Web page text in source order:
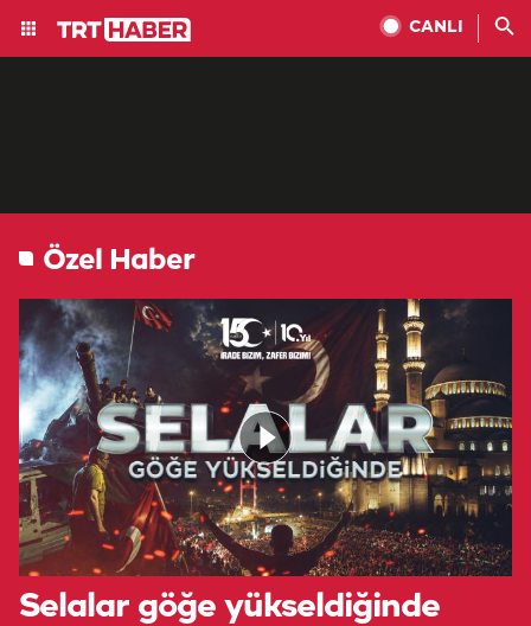
CANLI
Özel Haber
Selalar göğe yükseldiğinde